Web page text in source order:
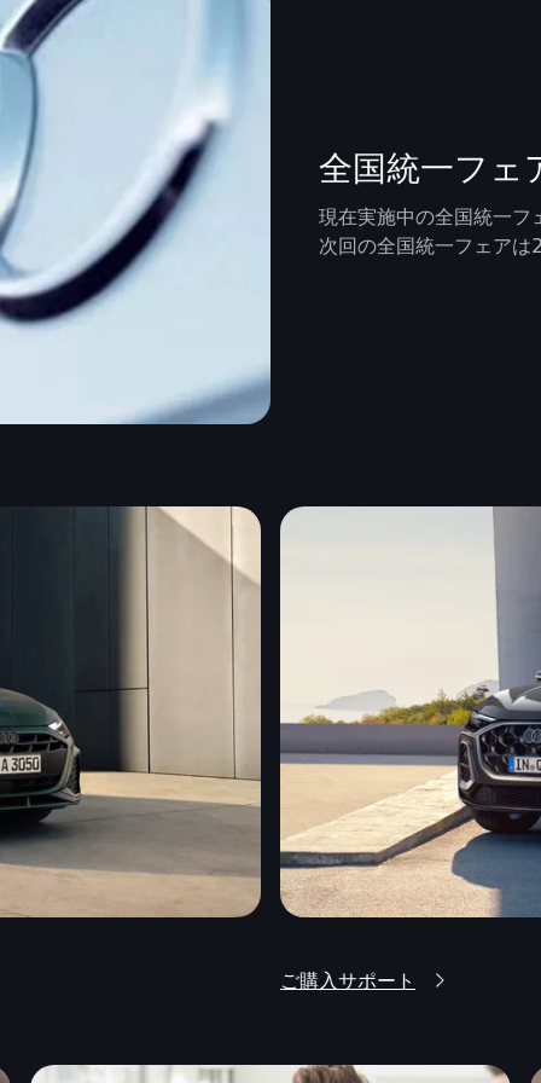
全国統一フェ
現在実施中の全国統一フ
次回の全国統一フェア
ご購入サポート